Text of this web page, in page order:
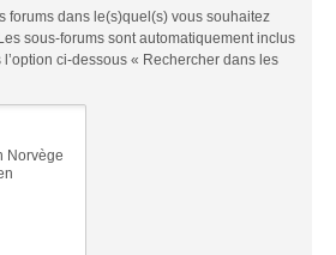
forums dans le(s)quel(s) vous souhaitez
sous-forums sont automatiquement inclus
ci-dessous « Rechercher dans les